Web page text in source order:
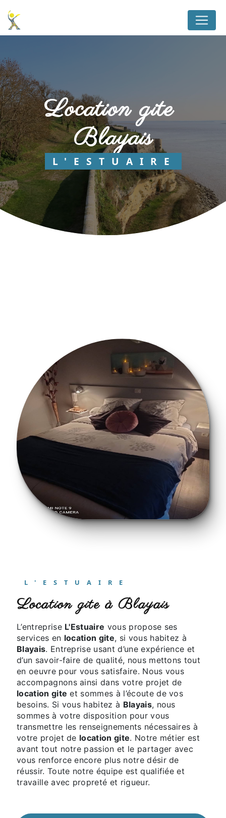
location gite
Blayais
L'ESTUAIRE
L'ESTUAIRE
location gite à Blayais
L’entreprise L'Estuaire vous propose ses
services en location gite, si vous habitez à
Blayais. Entreprise usant d’une expérience et
d’un savoir-faire de qualité, nous mettons tout
en oeuvre pour vous satisfaire. Nous vous
accompagnons ainsi dans votre projet de
location gite et sommes à l’écoute de vos
besoins. Si vous habitez à Blayais, nous
sommes à votre disposition pour vous
transmettre les renseignements nécessaires à
votre projet de location gite. Notre métier est
avant tout notre passion et le partager avec
vous renforce encore plus notre désir de
réussir. Toute notre équipe est qualifiée et
travaille avec propreté et rigueur.